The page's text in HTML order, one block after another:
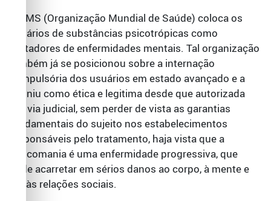
A OMS (Organização Mundial de Saúde) coloca os
usuários de substâncias psicotrópicas como
portadores de enfermidades mentais. Tal organização
também já se posicionou sobre a internação
compulsória dos usuários em estado avançado e a
definiu como ética e legitima desde que autorizada
por via judicial, sem perder de vista as garantias
fundamentais do sujeito nos estabelecimentos
responsáveis pelo tratamento, haja vista que a
toxicomania é uma enfermidade progressiva, que
pode acarretar em sérios danos ao corpo, à mente e
até às relações sociais.